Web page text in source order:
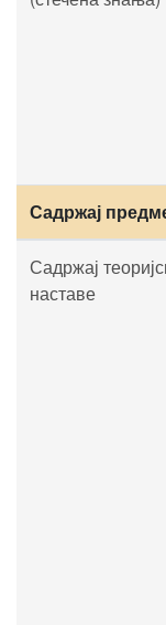
Садржај
Садржај
наставе